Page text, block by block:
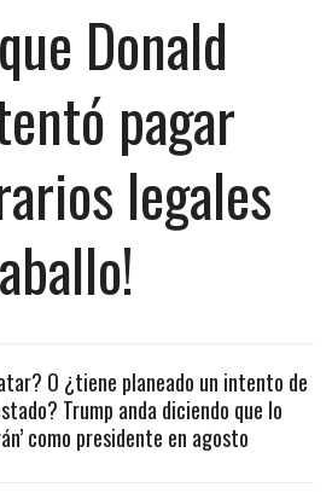
Donald
pagar
legales
O ¿tiene planeado un intento de
Trump anda diciendo que lo
como presidente en agosto